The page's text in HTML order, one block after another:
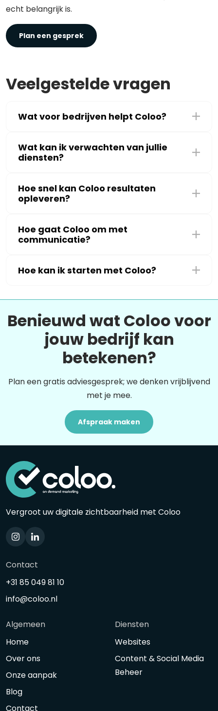
echt belangrijk is.
Plan een gesprek
Veelgestelde vragen
Wat voor bedrijven helpt Coloo?
Wat kan ik verwachten van jullie
diensten?
Hoe snel kan Coloo resultaten
opleveren?
Hoe gaat Coloo om met
communicatie?
Hoe kan ik starten met Coloo?
Benieuwd wat Coloo voor
jouw bedrijf kan
betekenen?
Plan een gratis adviesgesprek; we denken vrijblijvend
met je mee.
Afspraak maken
Vergroot uw digitale zichtbaarheid met Coloo
Contact
+31 85 049 81 10
info@coloo.nl
Algemeen
Home
Over ons
Onze aanpak
Blog
Contact
Diensten
Websites
Content & Social Media
Beheer